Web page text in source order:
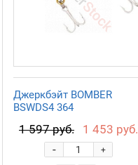
Джеркбэйт BOMBER
BSWDS4 364
1 597 руб. 1 453 руб.
+
-